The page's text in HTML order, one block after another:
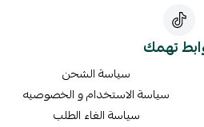
تهمك
سياسة الشحن
سياسة الاستخدام و الخصوصيه
سياسة الغاء الطلب